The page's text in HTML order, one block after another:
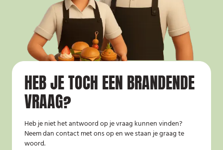
HEB JE TOCH EEN BRANDENDE
VRAAG?
Heb je niet het antwoord op je vraag kunnen vinden?
Neem dan contact met ons op en we staan je graag te
woord.